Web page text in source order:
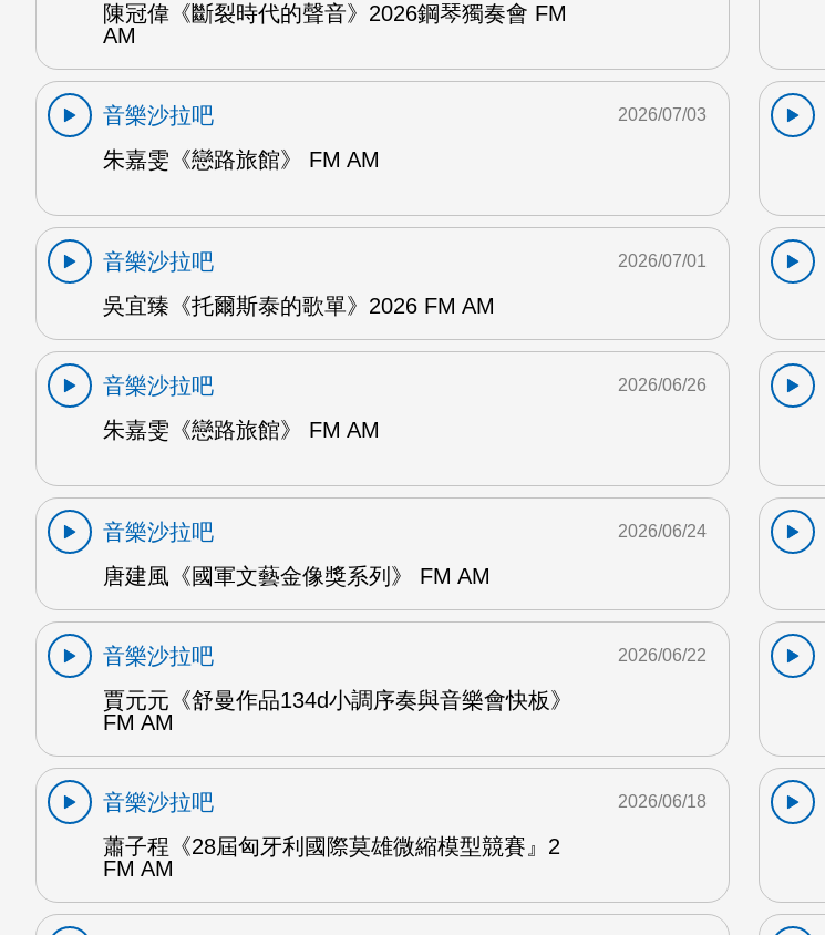
陳冠偉《斷裂時代的聲音》2026鋼琴獨奏會 FM
AM
音樂沙拉吧
朱嘉雯《戀路旅館》 FM AM
2026/07/03
音樂沙拉吧
吳宜臻《托爾斯泰的歌單》2026 FM AM
2026/07/01
音樂沙拉吧
朱嘉雯《戀路旅館》 FM AM
2026/06/26
音樂沙拉吧
唐建風《國軍文藝金像獎系列》 FM AM
2026/06/24
音樂沙拉吧
賈元元《舒曼作品134d小調序奏與音樂會快板》
FM AM
2026/06/22
音樂沙拉吧
蕭子程《28屆匈牙利國際莫雄微縮模型競賽』2
FM AM
2026/06/18